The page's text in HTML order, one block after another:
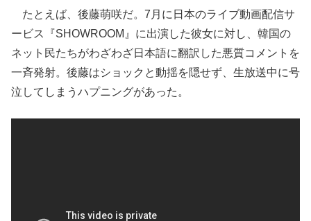
たとえば、後藤萌咲だ。7月に日本のライブ動画配信サ
ービス『SHOWROOM』に出演した彼女に対し、韓国の
ネット民たちがわざわざ日本語に翻訳した悪質コメントを
一斉発射。後藤はショックと動揺を隠せず、生放送中に号
泣してしまうハプニングがあった。